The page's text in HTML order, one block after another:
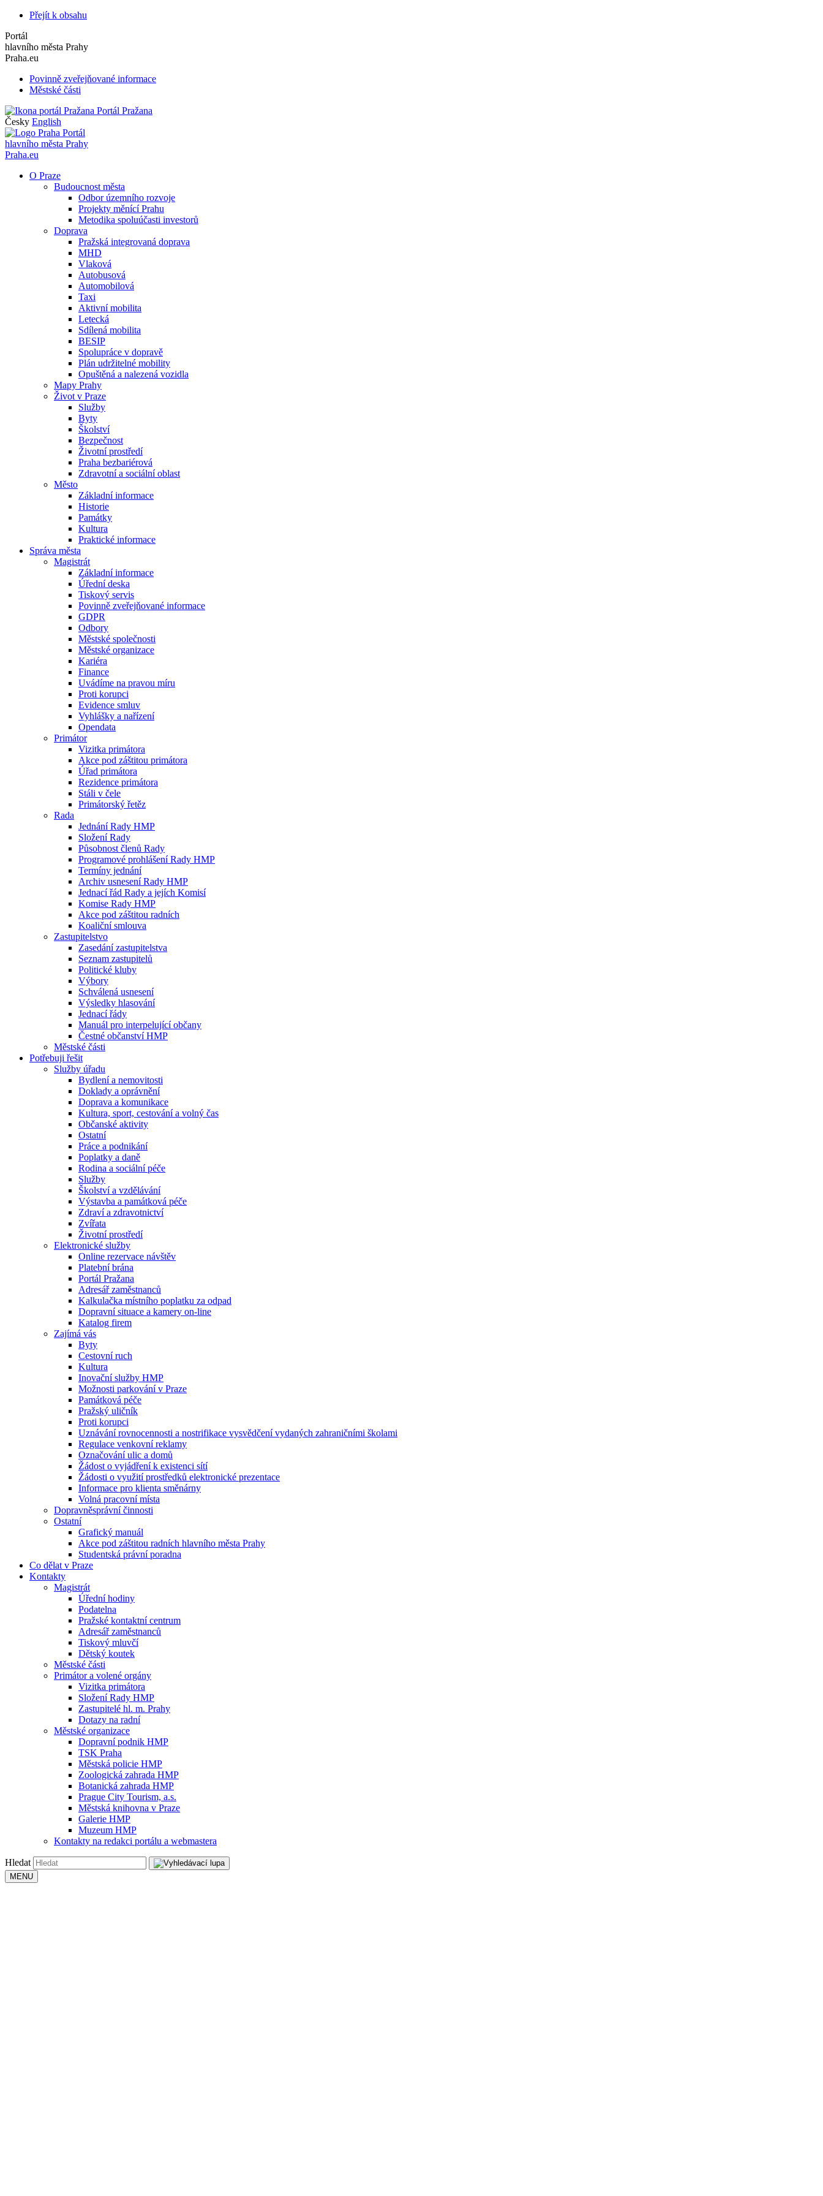
Přejít k obsahu
Portál
hlavního města Prahy
Praha.eu
Povinně zveřejňované informace
Městské části
Portál Pražana
Česky English
Portál
hlavního města Prahy
Praha.eu
O Praze
Budoucnost města
Odbor územního rozvoje
Projekty měnící Prahu
Metodika spoluúčasti investorů
Doprava
Pražská integrovaná doprava
MHD
Vlaková
Autobusová
Automobilová
Taxi
Aktivní mobilita
Letecká
Sdílená mobilita
BESIP
Spolupráce v dopravě
Plán udržitelné mobility
Opuštěná a nalezená vozidla
Mapy Prahy
Život v Praze
Služby
Byty
Školství
Bezpečnost
Životní prostředí
Praha bezbariérová
Zdravotní a sociální oblast
Město
Základní informace
Historie
Památky
Kultura
Praktické informace
Správa města
Magistrát
Základní informace
Úřední deska
Tiskový servis
Povinně zveřejňované informace
GDPR
Odbory
Městské společnosti
Městské organizace
Kariéra
Finance
Uvádíme na pravou míru
Proti korupci
Evidence smluv
Vyhlášky a nařízení
Opendata
Primátor
Vizitka primátora
Akce pod záštitou primátora
Úřad primátora
Rezidence primátora
Stáli v čele
Primátorský řetěz
Rada
Jednání Rady HMP
Složení Rady
Působnost členů Rady
Programové prohlášení Rady HMP
Termíny jednání
Archiv usnesení Rady HMP
Jednací řád Rady a jejích Komisí
Komise Rady HMP
Akce pod záštitou radních
Koaliční smlouva
Zastupitelstvo
Zasedání zastupitelstva
Seznam zastupitelů
Politické kluby
Výbory
Schválená usnesení
Výsledky hlasování
Jednací řády
Manuál pro interpelující občany
Čestné občanství HMP
Městské části
Potřebuji řešit
Služby úřadu
Bydlení a nemovitosti
Doklady a oprávnění
Doprava a komunikace
Kultura, sport, cestování a volný čas
Občanské aktivity
Ostatní
Práce a podnikání
Poplatky a daně
Rodina a sociální péče
Služby
Školství a vzdělávání
Výstavba a památková péče
Zdraví a zdravotnictví
Zvířata
Životní prostředí
Elektronické služby
Online rezervace návštěv
Platební brána
Portál Pražana
Adresář zaměstnanců
Kalkulačka místního poplatku za odpad
Dopravní situace a kamery on-line
Katalog firem
Zajímá vás
Byty
Cestovní ruch
Kultura
Inovační služby HMP
Možnosti parkování v Praze
Památková péče
Pražský uličník
Proti korupci
Uznávání rovnocennosti a nostrifikace vysvědčení vydaných zahraničními školami
Regulace venkovní reklamy
Označování ulic a domů
Žádost o vyjádření k existenci sítí
Žádosti o využití prostředků elektronické prezentace
Informace pro klienta směnárny
Volná pracovní místa
Dopravněsprávní činnosti
Ostatní
Grafický manuál
Akce pod záštitou radních hlavního města Prahy
Studentská právní poradna
Co dělat v Praze
Kontakty
Magistrát
Úřední hodiny
Podatelna
Pražské kontaktní centrum
Adresář zaměstnanců
Tiskový mluvčí
Dětský koutek
Městské části
Primátor a volené orgány
Vizitka primátora
Složení Rady HMP
Zastupitelé hl. m. Prahy
Dotazy na radní
Městské organizace
Dopravní podnik HMP
TSK Praha
Městská policie HMP
Zoologická zahrada HMP
Botanická zahrada HMP
Prague City Tourism, a.s.
Městská knihovna v Praze
Galerie HMP
Muzeum HMP
Kontakty na redakci portálu a webmastera
Hledat
MENU